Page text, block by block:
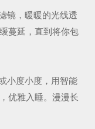
，暖暖的光线透
蔓延，直到将你包
度小度，用智能
优雅入睡。漫漫长